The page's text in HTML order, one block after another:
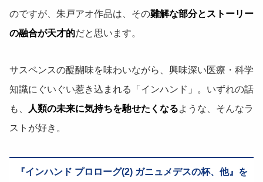
のですが、朱戸アオ作品は、その難解な部分とストーリー
の融合が天才的だと思います。
サスペンスの醍醐味を味わいながら、興味深い医療・科学
知識にぐいぐい惹き込まれる「インハンド」。いずれの話
も、
人類の未来に気持ちを馳せたくなるような、そんなラ
ストが好き。
インハンド プロローグ(2) ガニュメデスの杯、他